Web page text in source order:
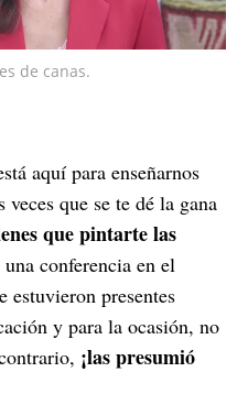
de canas.
aquí para enseñarnos
que se te dé la gana
que pintarte las
conferencia en el
estuvieron presentes
y para la ocasión, no
¡las presumió